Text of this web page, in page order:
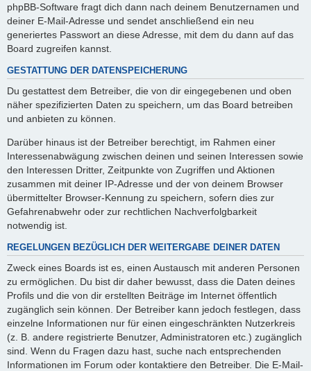
phpBB-Software fragt dich dann nach deinem Benutzernamen und
deiner E-Mail-Adresse und sendet anschließend ein neu
generiertes Passwort an diese Adresse, mit dem du dann auf das
Board zugreifen kannst.
GESTATTUNG DER DATENSPEICHERUNG
Du gestattest dem Betreiber, die von dir eingegebenen und oben
näher spezifizierten Daten zu speichern, um das Board betreiben
und anbieten zu können.
Darüber hinaus ist der Betreiber berechtigt, im Rahmen einer
Interessenabwägung zwischen deinen und seinen Interessen sowie
den Interessen Dritter, Zeitpunkte von Zugriffen und Aktionen
zusammen mit deiner IP-Adresse und der von deinem Browser
übermittelter Browser-Kennung zu speichern, sofern dies zur
Gefahrenabwehr oder zur rechtlichen Nachverfolgbarkeit
notwendig ist.
REGELUNGEN BEZÜGLICH DER WEITERGABE DEINER DATEN
Zweck eines Boards ist es, einen Austausch mit anderen Personen
zu ermöglichen. Du bist dir daher bewusst, dass die Daten deines
Profils und die von dir erstellten Beiträge im Internet öffentlich
zugänglich sein können. Der Betreiber kann jedoch festlegen, dass
einzelne Informationen nur für einen eingeschränkten Nutzerkreis
(z. B. andere registrierte Benutzer, Administratoren etc.) zugänglich
sind. Wenn du Fragen dazu hast, suche nach entsprechenden
Informationen im Forum oder kontaktiere den Betreiber. Die E-Mail-